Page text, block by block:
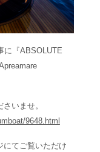
に『ABSOLUTE
いませ。
9648.html
てご覧いただけ